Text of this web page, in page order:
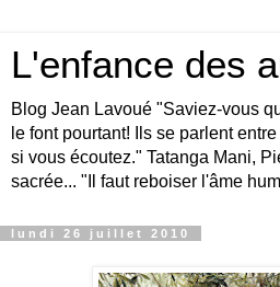
L'enfance des
Blog Jean Lavoué "Saviez-vous
le font pourtant! Ils se parlent
si vous écoutez." Tatanga Mani,
sacrée... "Il faut reboiser l'âme
lundi 26 juillet 2010